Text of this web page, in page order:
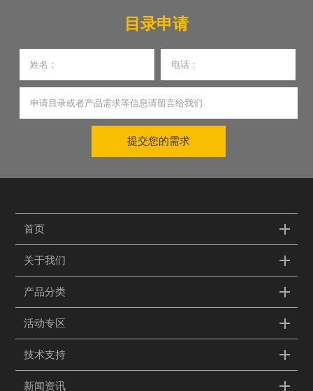
目录申请
提交您的需求
首页
关于我们
产品分类
活动专区
技术支持
新闻资讯